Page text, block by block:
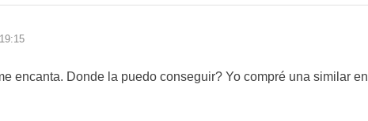
encanta. Donde la puedo conseguir? Yo compré una similar en